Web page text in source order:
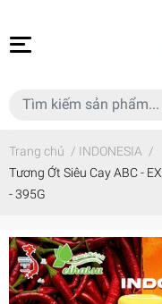
Trang chủ / INDONESIA /
Tương Ớt Siêu Cay ABC -
- 395G